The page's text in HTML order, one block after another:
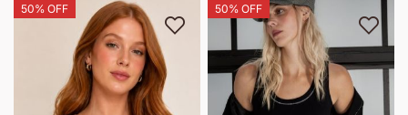
50% OFF
Adicionar à lista de desejos
50% OFF